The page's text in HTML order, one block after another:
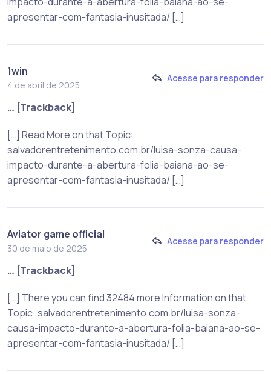
apresentar-com-fantasia-inusitada/ […]
1win
4 de abril de 2025
Acesse para responder
… [Trackback]
[…] Read More on that Topic:
salvadorentretenimento.com.br/luisa-sonza-causa-
impacto-durante-a-abertura-folia-baiana-ao-se-
apresentar-com-fantasia-inusitada/ […]
Aviator game official
30 de maio de 2025
Acesse para responder
… [Trackback]
[…] There you can find 32484 more Information on that
Topic: salvadorentretenimento.com.br/luisa-sonza-
causa-impacto-durante-a-abertura-folia-baiana-ao-se-
apresentar-com-fantasia-inusitada/ […]